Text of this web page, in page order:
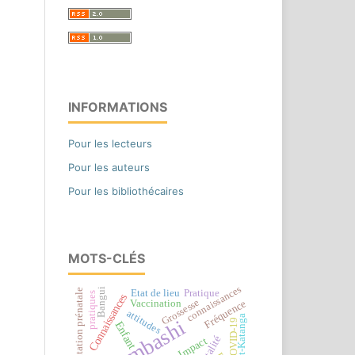
INFORMATIONS
Pour les lecteurs
Pour les auteurs
Pour les bibliothécaires
MOTS-CLÉS
Enfant
Connaissances Impact
Fréquence
attitudes COVID-19Haut-Katanga
Grossesse
pratiques connaissances
Vaccination
Etat de lieu Pratique
Bangui